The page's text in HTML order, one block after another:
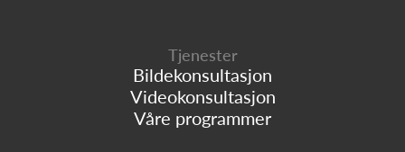
Tjenester
Bildekonsultasjon
Videokonsultasjon
Våre programmer